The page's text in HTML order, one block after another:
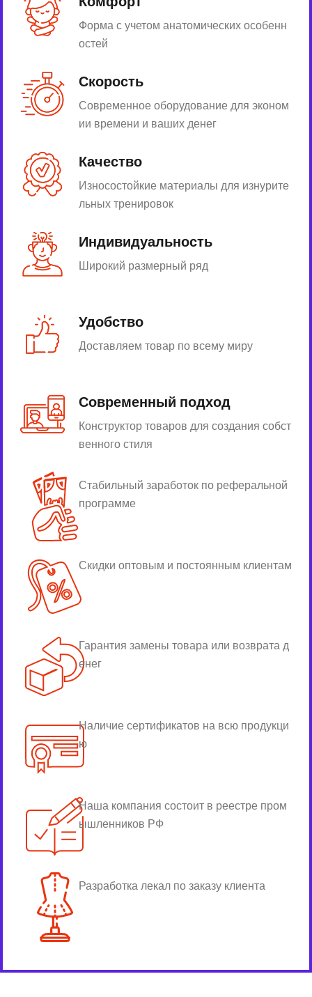
Форма с учетом анатомических особенн
остей
Скорость
Современное оборудование для эконом
ии времени и ваших денег
Качество
Износостойкие материалы для изнурите
льных тренировок
Индивидуальность
Широкий размерный ряд
Удобство
Доставляем товар по всему миру
Современный подход
Конструктор товаров для создания собст
венного стиля
Стабильный заработок по реферальной
программе
Скидки оптовым и постоянным клиентам
Гарантия замены товара или возврата д
енег
Наличие сертификатов на всю продукци
ю
Наша компания состоит в реестре пром
ышленников РФ
Разработка лекал по заказу клиента